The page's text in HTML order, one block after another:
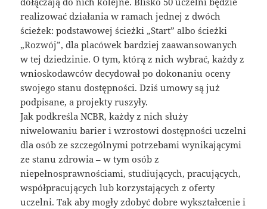
realizować działania w ramach jednej z dwóch
ścieżek: podstawowej ścieżki „Start” albo ścieżki
„Rozwój”, dla placówek bardziej zaawansowanych
w tej dziedzinie. O tym, którą z nich wybrać, każdy z
wnioskodawców decydował po dokonaniu oceny
swojego stanu dostępności. Dziś umowy są już
podpisane, a projekty ruszyły.
Jak podkreśla NCBR, każdy z nich służy
niwelowaniu barier i wzrostowi dostępności uczelni
dla osób ze szczególnymi potrzebami wynikającymi
ze stanu zdrowia – w tym osób z
niepełnosprawnościami, studiujących, pracujących,
współpracujących lub korzystających z oferty
uczelni. Tak aby mogły zdobyć dobre wykształcenie i